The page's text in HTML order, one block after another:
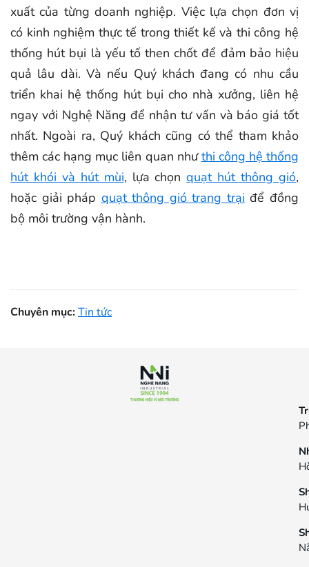
xuất của từng doanh nghiệp. Việc lựa chọn đơn vị
có kinh nghiệm thực tế trong thiết kế và thi công hệ
thống hút bụi là yếu tố then chốt để đảm bảo hiệu
quả lâu dài. Và nếu Quý khách đang có nhu cầu
triển khai hệ thống hút bụi cho nhà xưởng, liên hệ
ngay với Nghệ Năng để nhận tư vấn và báo giá tốt
nhất. Ngoài ra, Quý khách cũng có thể tham khảo
thêm các hạng mục liên quan nhưthi công hệ thống
hút khói và hút mùi, lựa chọnquạt hút thông gió,
hoặc giải pháp quạt thông gió trang trại để đồng
bộ môi trường vận hành.
Chuyên mục:Tin tức